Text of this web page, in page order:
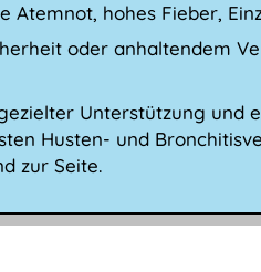
Atemnot, hohes Fieber,
oder anhaltendem
Unterstützung und
Husten- und
zur Seite.